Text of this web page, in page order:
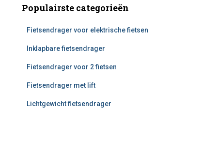
Populairste categorieën
Fietsendrager voor elektrische fietsen
Inklapbare fietsendrager
Fietsendrager voor 2 fietsen
Fietsendrager met lift
Lichtgewicht fietsendrager